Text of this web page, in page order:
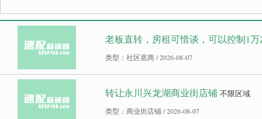
老板直转，房租可惜谈，可以控制1
类型：社区底商 / 2026-08-07
转让永川兴龙湖商业街店铺 不限区域
类型：商业街店铺 / 2026-08-07